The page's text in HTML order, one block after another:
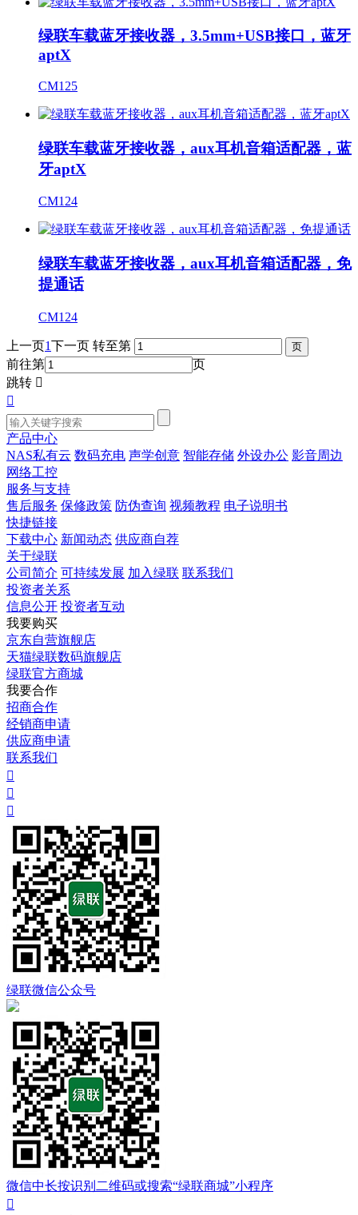
绿联车载蓝牙接收器，3.5mm+USB接口，蓝牙
aptX
CM125
绿联车载蓝牙接收器，aux耳机音箱适配器，蓝
牙aptX
CM124
绿联车载蓝牙接收器，aux耳机音箱适配器，免
提通话
CM124
上一页1下一页 转至第
前往第
页
跳转 

产品中心
NAS私有云 数码充电 声学创意 智能存储 外设办公 影音周边
网络工控
服务与支持
售后服务 保修政策 防伪查询 视频教程 电子说明书
快捷链接
下载中心 新闻动态 供应商自荐
关于绿联
公司简介 可持续发展 加入绿联 联系我们
投资者关系
信息公开 投资者互动
我要购买
京东自营旗舰店
天猫绿联数码旗舰店
绿联官方商城
我要合作
招商合作
经销商申请
供应商申请
联系我们



绿联微信公众号
微信中长按识别二维码或搜索“绿联商城”小程序
